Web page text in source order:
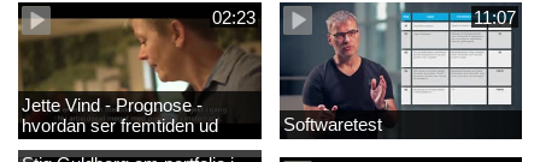
02:23
Jette Vind - Prognose -
hvordan ser fremtiden ud
11:07
Softwaretest